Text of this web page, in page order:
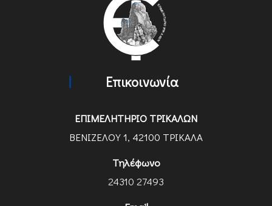
Επικοινωνία
ΕΠΙΜΕΛΗΤΗΡΙΟ ΤΡΙΚΑΛΩΝ
ΒΕΝΙΖΕΛΟΥ 1, 42100 ΤΡΙΚΑΛΑ
Τηλέφωνο
24310 27493